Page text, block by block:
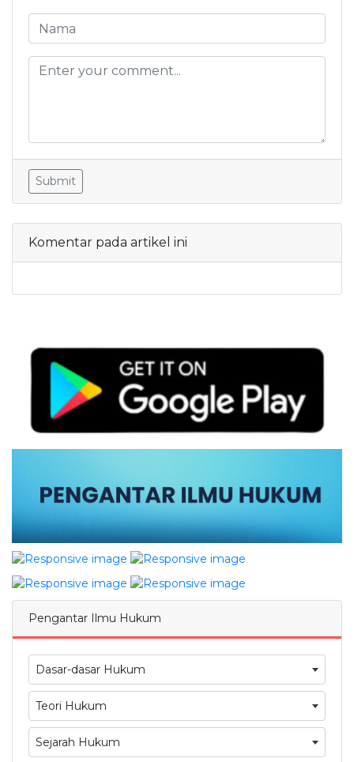
Submit
Komentar pada artikel ini
Pengantar Ilmu Hukum
Dasar-dasar Hukum
Teori Hukum
Sejarah Hukum